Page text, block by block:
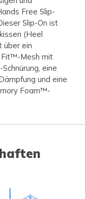
Free Slip-
Slip-On ist
(Heel
ein
Fit™-Mesh mit
eine
und eine
Foam™-